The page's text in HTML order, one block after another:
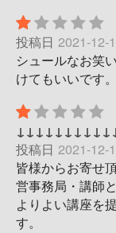
投稿日 2021-12-
シュールなお笑
けてもいいです。
投稿日 2021-12-
皆様からお寄せ
営事務局・講師
よりよい講座を
す。